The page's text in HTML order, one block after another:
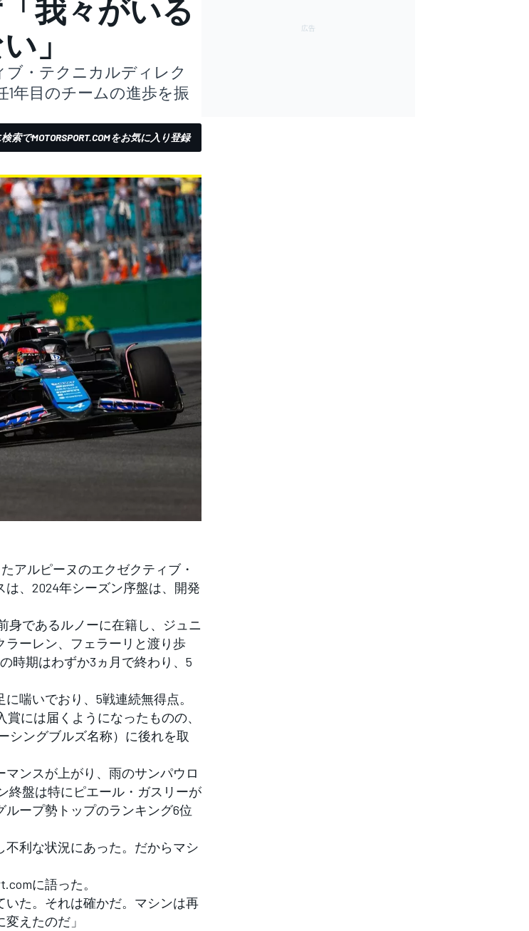
我々がいる
」
ブ・テクニカルディレク
年目のチームの進歩を振
検索でMOTORSPORT.COMをお気に入り登録
アルピーヌのエクゼクティブ・
、2024年シーズン序盤は、開発
身であるルノーに在籍し、ジュニ
ーレン、フェラーリと渡り歩
時期はわずか3ヵ月で終わり、5
喘いでおり、5戦連続無得点。
には届くようになったものの、
シングブルズ名称）に後れを取
ンスが上がり、雨のサンパウロ
終盤は特にピエール・ガスリーが
ープ勢トップのランキング6位
不利な状況にあった。だからマシ
に語った。
いた。それは確かだ。マシンは再
えたのだ」